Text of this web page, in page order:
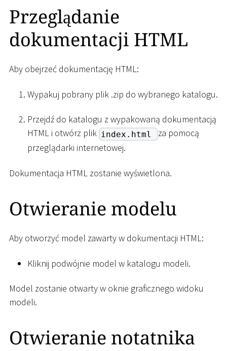
Przeglądanie
dokumentacji HTML
Aby obejrzeć dokumentację HTML:
Wypakuj pobrany plik .zip do wybranego katalogu.
Przejdź do katalogu z wypakowaną dokumentacją
HTML i otwórz plik index.html
za pomocą
przeglądarki internetowej.
Dokumentacja HTML zostanie wyświetlona.
Otwieranie modelu
Aby otworzyć model zawarty w dokumentacji HTML:
Kliknij podwójnie model w katalogu modeli.
Model zostanie otwarty w oknie graficznego widoku
modeli.
Otwieranie notatnika